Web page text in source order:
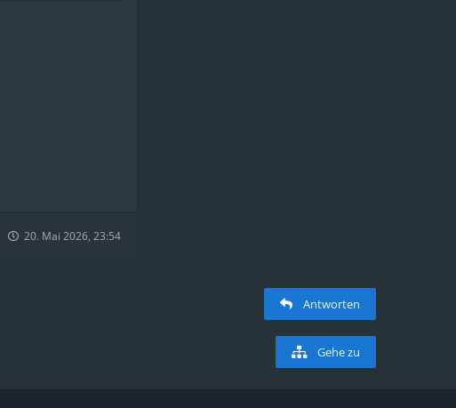
20. Mai 2026, 23:54
Antworten
Gehe zu